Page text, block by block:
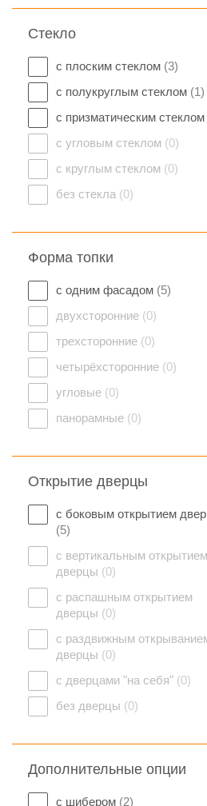
Стекло
с плоским стеклом (3)
с полукруглым стеклом (1)
с призматическим стеклом
с угловым стеклом (0)
с круглым стеклом (0)
без стекла (0)
Форма топки
с одним фасадом (5)
двухсторонние (0)
трехсторонние (0)
четырёхсторонние (0)
угловые (0)
панорамные (0)
Открытие дверцы
с боковым открытием
(5)
с вертикальным открытием
дверцы (0)
с распашным открытием
дверцы (0)
с раздвижным
дверцы (0)
с дверцами "на себя" (0)
без дверцы (0)
Дополнительные опции
с шибером (2)